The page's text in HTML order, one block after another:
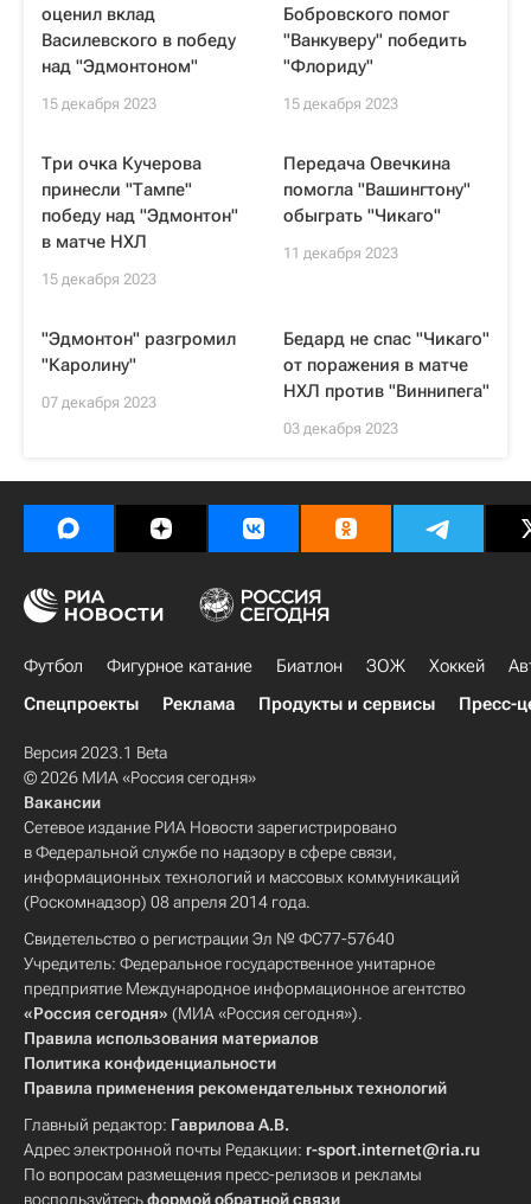
оценил вклад
Василевского в победу
над "Эдмонтоном"
15 декабря 2023
Бобровского помог
"Ванкуверу" победить
"Флориду"
15 декабря 2023
Три очка Кучерова
принесли "Тампе"
победу над "Эдмонтон"
в матче НХЛ
15 декабря 2023
Передача Овечкина
помогла "Вашингтону"
обыграть "Чикаго"
11 декабря 2023
"Эдмонтон" разгромил
"Каролину"
07 декабря 2023
Бедард не спас "Чикаго"
от поражения в матче
НХЛ против "Виннипега"
03 декабря 2023
Футбол Фигурное катание Биатлон ЗОЖ Хоккей
Спецпроекты
Реклама Продукты и сервисы Пресс-
Версия 2023.1 Beta
© 2026 МИА «Россия сегодня»
Вакансии
Сетевое издание РИА Новости зарегистрировано
в Федеральной службе по надзору в сфере связи,
информационных технологий и массовых коммуникаций
(Роскомнадзор) 08 апреля 2014 года.
Свидетельство о регистрации Эл № ФС77-57640
Учредитель: Федеральное государственное унитарное
предприятие Международное информационное агентство
«Россия сегодня» (МИА «Россия сегодня»).
Правила использования материалов
Политика конфиденциальности
Правила применения рекомендательных технологий
Главный редактор: Гаврилова А.В.
Адрес электронной почты Редакции: r-sport.internet@ria.ru
По вопросам размещения пресс-релизов и рекламы
воспользуйтесьформой обратной связи